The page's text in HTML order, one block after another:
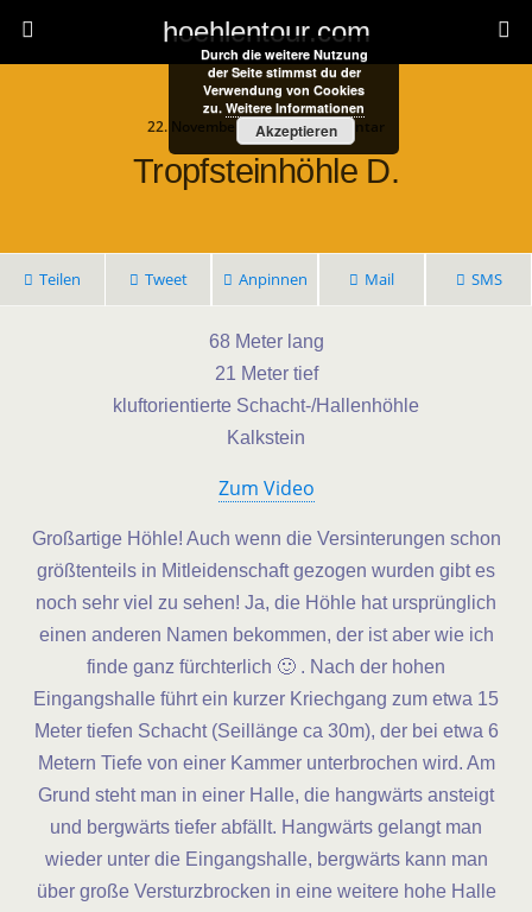
hoehlentour.com
22. November 2022 • 1 Kommentar
Tropfsteinhöhle D.
Teilen Tweet Anpinnen Mail SMS
68 Meter lang
21 Meter tief
kluftorientierte Schacht-/Hallenhöhle
Kalkstein
Zum Video
Großartige Höhle! Auch wenn die Versinterungen schon
größtenteils in Mitleidenschaft gezogen wurden gibt es
noch sehr viel zu sehen! Ja, die Höhle hat ursprünglich
einen anderen Namen bekommen, der ist aber wie ich
finde ganz fürchterlich 🙂 . Nach der hohen
Eingangshalle führt ein kurzer Kriechgang zum etwa 15
Meter tiefen Schacht (Seillänge ca 30m), der bei etwa 6
Metern Tiefe von einer Kammer unterbrochen wird. Am
Grund steht man in einer Halle, die hangwärts ansteigt
und bergwärts tiefer abfällt. Hangwärts gelangt man
wieder unter die Eingangshalle, bergwärts kann man
über große Versturzbrocken in eine weitere hohe Halle
Durch die weitere Nutzung
der Seite stimmst du der
Verwendung von Cookies
zu. Weitere Informationen
Akzeptieren